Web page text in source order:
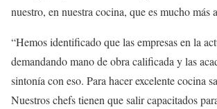
nuestro, en nuestra cocina, que es mucho más
“Hemos identificado que las empresas en la
demandando mano de obra calificada y las
sintonía con eso. Para hacer excelente cocina
Nuestros chefs tienen que salir capacitados